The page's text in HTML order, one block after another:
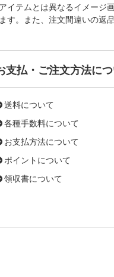
イテムとは異なるイメージ
す。また、注文間違いの返
支払・ご注文方法に
送料について
各種手数料について
お支払方法について
ポイントについて
領収書について